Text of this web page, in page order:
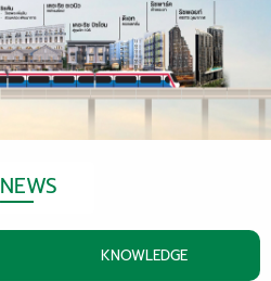
NEWS
KNOWLEDGE